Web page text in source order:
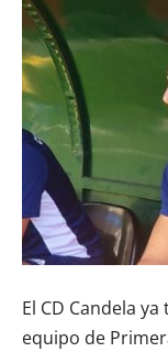
El CD Candela
equipo de